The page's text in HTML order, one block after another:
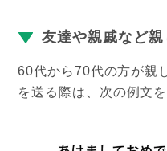
友達や親戚など
60代から70代の方が親
を送る際は、次の例文